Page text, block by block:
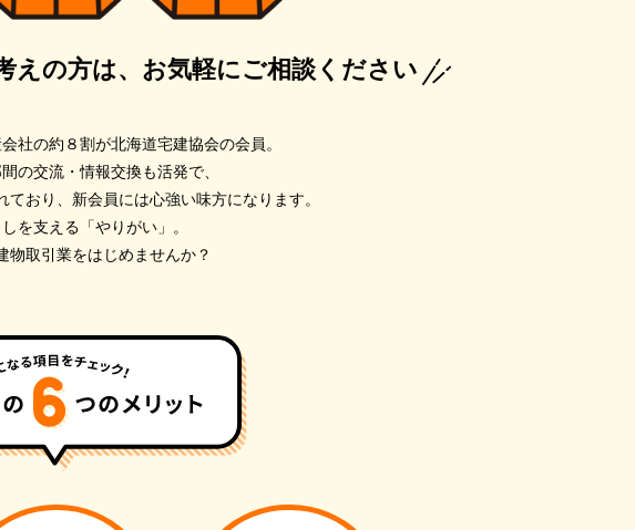
えの方は、 お気軽にご相談ください
社の約８割が北海道宅建協会の会員。
の交流・情報交換も活発で、
おり、新会員には心強い味方になります。
を支える「やりがい」。
物取引業をはじめませんか？